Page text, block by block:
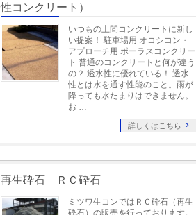
性コンクリート）
いつもの土間コンクリートに新し
い提案！ 駐車場用 オコシコン・
アプローチ用 ポーラスコンクリー
ト 普通のコンクリートと何が違う
の？ 透水性に優れている！ 透水
性とは水を通す性能のこと。雨が
降っても水たまりはできません。
お …
詳しくはこちら
再生砕石 ＲＣ砕石
ミツワ生コンではＲＣ砕石（再生
砕石）の販売を行っております。